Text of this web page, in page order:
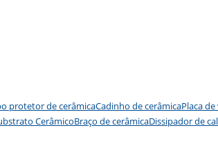
protetor de cerâmicaCadinho de cerâmicaPlaca
CerâmicoBraço de cerâmicaDissipador de